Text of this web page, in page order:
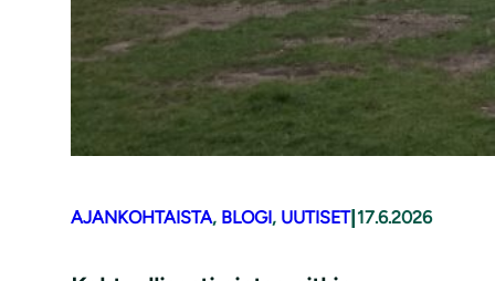
AJANKOHTAISTA, BLOGI, UUTISET|17.6.2026